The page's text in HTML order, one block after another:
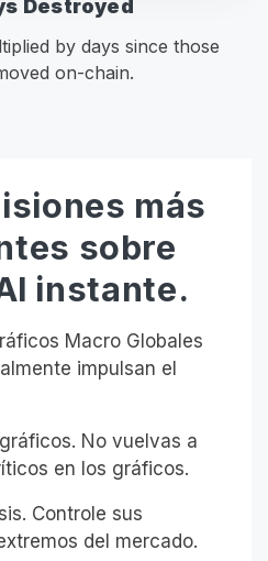
Destroyed
by days since those
on-chain.
más
sobre
instante.
Macro Globales
impulsan el
No vuelvas a
en los gráficos.
Controle sus
del mercado.